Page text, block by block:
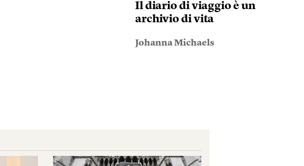
Il diario di viaggio è un
archivio di vita
Johanna Michaels